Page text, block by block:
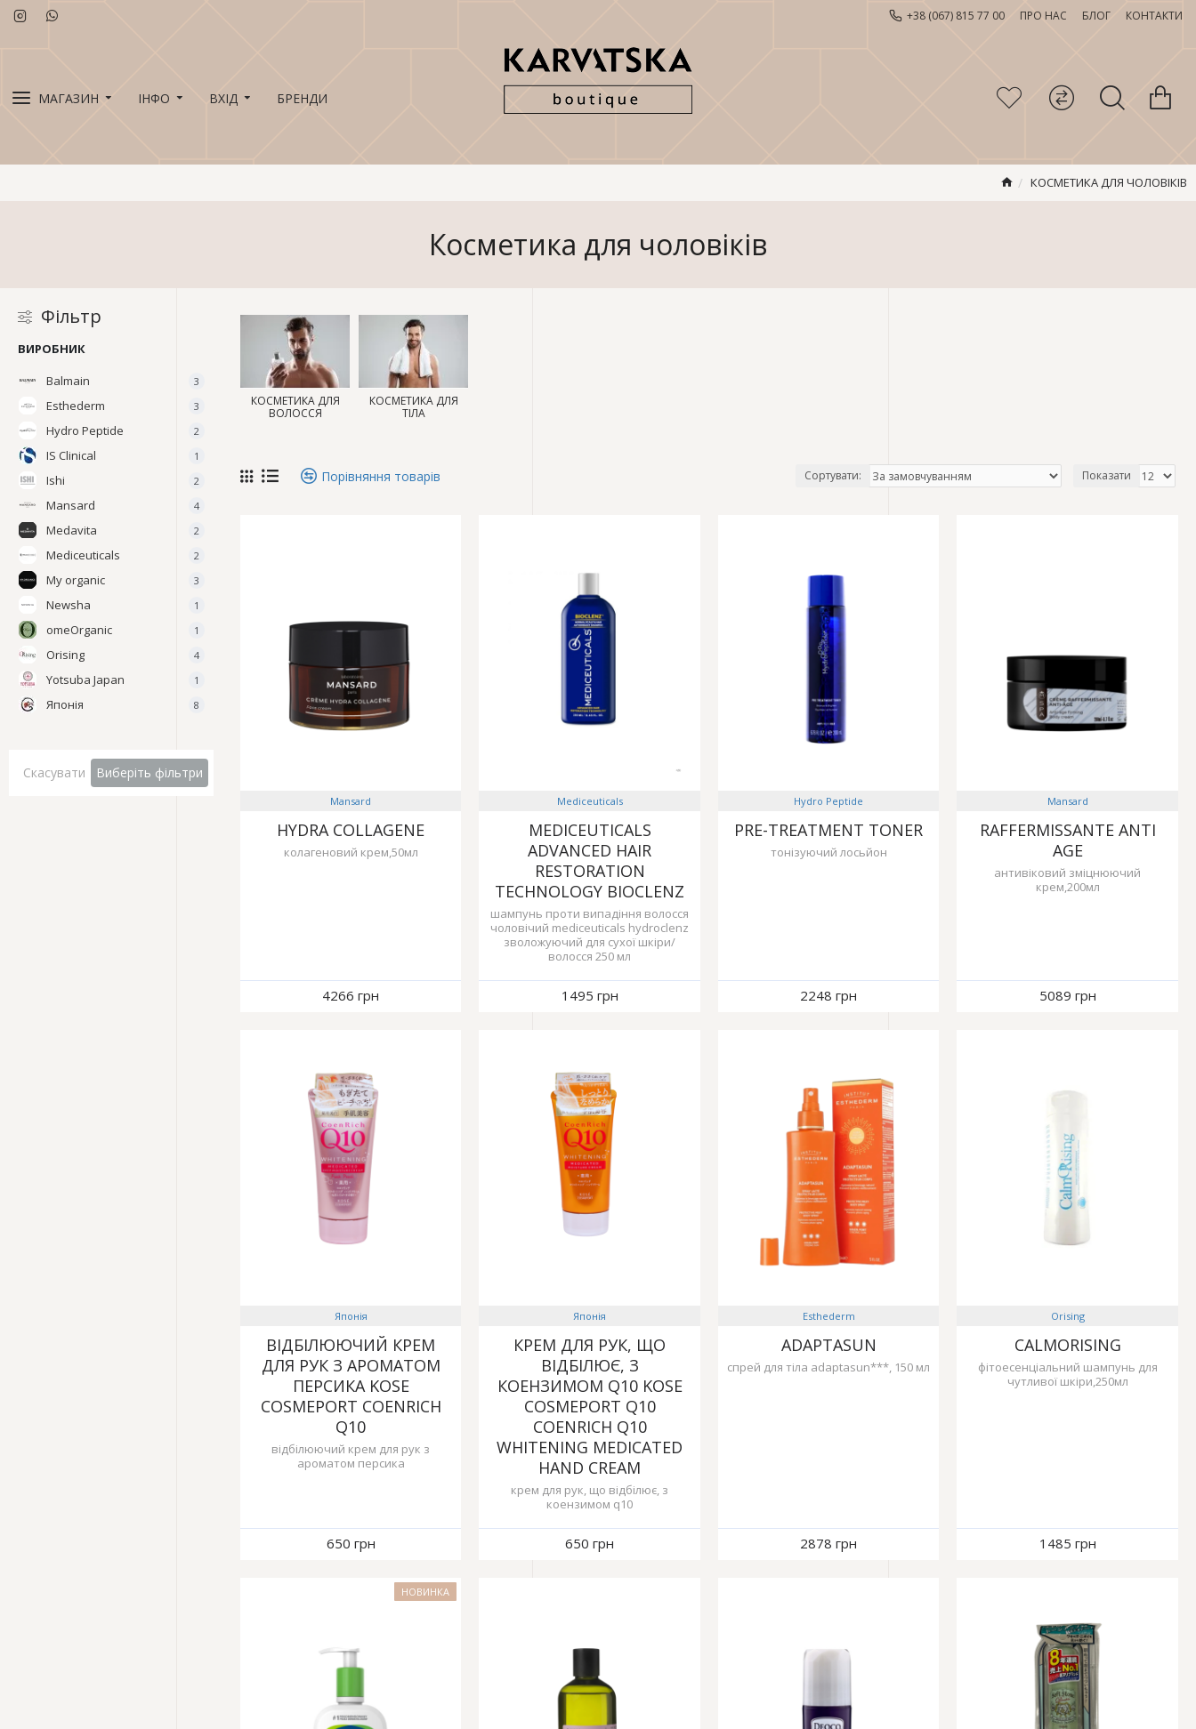
+38 (067) 815 77 00 ПРО НАС БЛОГ КОНТАКТИ
МАГАЗИН ІНФО ВХІД БРЕНДИ
КОСМЕТИКА ДЛЯ ЧОЛОВІКІВ
Косметика для чоловіків
Фільтр
ВИРОБНИК
Balmain
3
Esthederm 3
Hydro Peptide 2
IS Clinical 1
Ishi 2
Mansard 4
Medavita 2
Mediceuticals 2
My organic 3
Newsha 1
omeOrganic 1
Orising 4
Yotsuba Japan 1
Японія 8
Скасувати Виберіть фільтри
КОСМЕТИКА ДЛЯ
ВОЛОССЯ
КОСМЕТИКА ДЛЯ
ТІЛА
Порівняння товарів Сортувати: Показати
Mansard
HYDRA COLLAGENE
колагеновий крем,50мл
4266 грн
Mediceuticals
MEDICEUTICALS
ADVANCED HAIR
RESTORATION
TECHNOLOGY BIOCLENZ
шампунь проти випадіння волосся
чоловічий mediceuticals hydroclenz
зволожуючий для сухої шкіри/
волосся 250 мл
1495 грн
Hydro Peptide
PRE-TREATMENT TONER
тонізуючий лосьйон
2248 грн
Mansard
RAFFERMISSANTE ANTI
AGE
антивіковий зміцнюючий
крем,200мл
5089 грн
Японія
ВІДБІЛЮЮЧИЙ КРЕМ
ДЛЯ РУК З АРОМАТОМ
ПЕРСИКА KOSE
COSMEPORT COENRICH
Q10
відбілюючий крем для рук з
ароматом персика
650 грн
Японія
КРЕМ ДЛЯ РУК, ЩО
ВІДБІЛЮЄ, З
КОЕНЗИМОМ Q10 KOSE
COSMEPORT Q10
COENRICH Q10
WHITENING MEDICATED
HAND CREAM
крем для рук, що відбілює, з
коензимом q10
650 грн
Esthederm
ADAPTASUN
спрей для тіла adaptasun***, 150 мл
2878 грн
Orising
CALMORISING
фітоесенціальний шампунь для
чутливої ​​шкіри,250мл
1485 грн
НОВИНКА